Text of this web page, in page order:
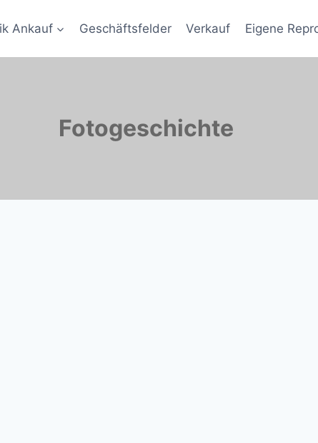
Ankauf Geschäftsfelder Verkauf Eigene
Fotogeschichte